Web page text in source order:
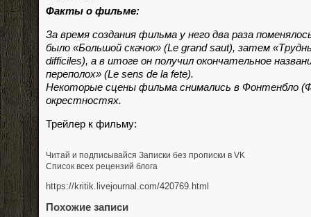
Факты о фильме:
За время создания фильма у него два раза
было «Большой скачок» (Le grand saut), затем
difficiles), а в итоге он получил окончательное
переполох» (Le sens de la fete).
Некоторые сцены фильма снимались в Фонтенбло
окрестностях.
Трейлер к фильму:
Читай и подписывайся Записки без прописки в VK
Список всех рецензий блога
https://kritik.livejournal.com/420769.html
Похожие записи